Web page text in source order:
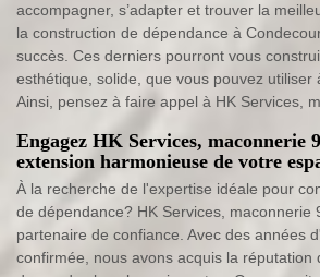
accompagner, s’adapter et trouver la
la construction de dépendance à
succès. Ces derniers pourront vous
esthétique, solide, que vous pouvez utiliser
Ainsi, pensez à faire appel à HK Services,
Engagez HK Services, maconnerie
extension harmonieuse de votre
À la recherche de l'expertise idéale pour
de dépendance? HK Services, maconnerie
partenaire de confiance. Avec des années
confirmée, nous avons acquis la réputation